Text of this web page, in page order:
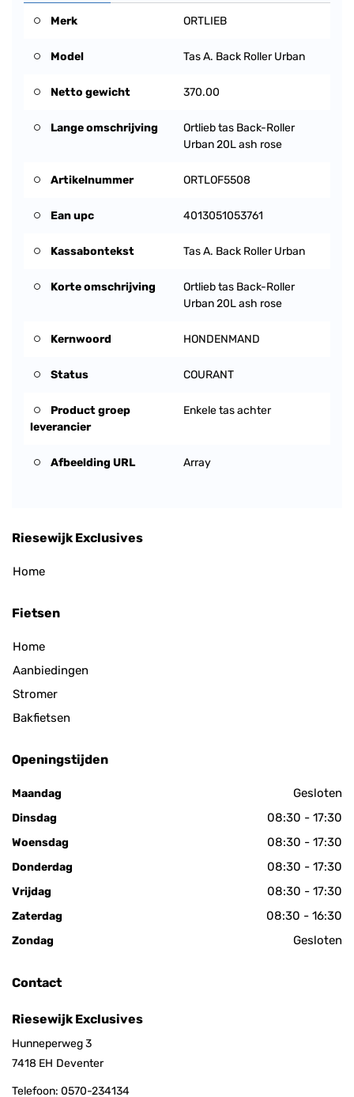
Merk ORTLIEB
Model Tas A. Back Roller Urban
Netto gewicht 370.00
Lange omschrijving
Ortlieb tas Back-Roller
Urban 20L ash rose
Artikelnummer ORTLOF5508
Ean upc 4013051053761
Kassabontekst Tas A. Back Roller Urban
Korte omschrijving
Ortlieb tas Back-Roller
Urban 20L ash rose
Kernwoord HONDENMAND
Status COURANT
Product groep
leverancier
Enkele tas achter
Afbeelding URL Array
Riesewijk Exclusives
Home
Fietsen
Home
Aanbiedingen
Stromer
Bakfietsen
Openingstijden
Maandag Gesloten
Dinsdag 08:30 - 17:30
Woensdag 08:30 - 17:30
Donderdag 08:30 - 17:30
Vrijdag 08:30 - 17:30
Zaterdag 08:30 - 16:30
Zondag Gesloten
Contact
Riesewijk Exclusives
Hunneperweg 3
7418 EH Deventer
Telefoon: 0570-234134